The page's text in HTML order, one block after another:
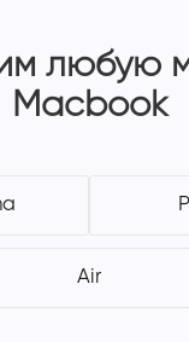
любую
Macbook
Air